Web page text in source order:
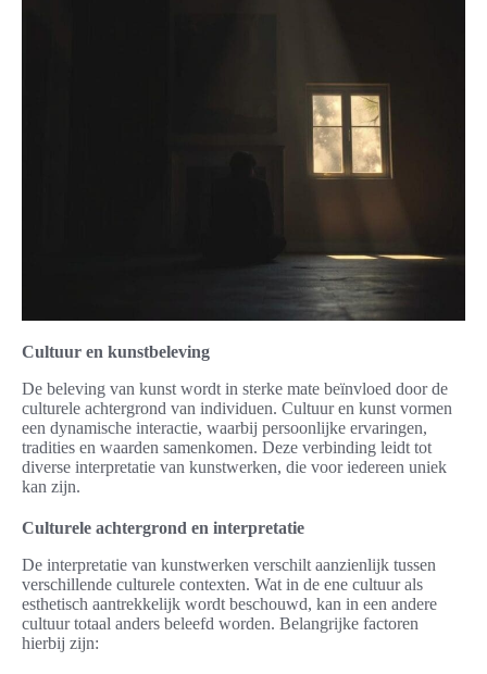
Cultuur en kunstbeleving
De beleving van kunst wordt in sterke mate beïnvloed door de
culturele achtergrond van individuen. Cultuur en kunst vormen
een dynamische interactie, waarbij persoonlijke ervaringen,
tradities en waarden samenkomen. Deze verbinding leidt tot
diverse interpretatie van kunstwerken, die voor iedereen uniek
kan zijn.
Culturele achtergrond en interpretatie
De interpretatie van kunstwerken verschilt aanzienlijk tussen
verschillende culturele contexten. Wat in de ene cultuur als
esthetisch aantrekkelijk wordt beschouwd, kan in een andere
cultuur totaal anders beleefd worden. Belangrijke factoren
hierbij zijn: